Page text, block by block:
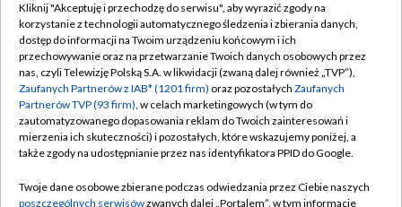
TVP
Abonament TVP
Emisja w TVP
Centrum informacji TVP
Naziemna Telewizja Cyfrowa
Rada Programowa
Regulamin TVP
Polityka prywatności
Moje zgody
Pomoc
Kliknij "Akceptuję i przechodzę do serwisu", aby wyrazić zgody na
korzystanie z technologii automatycznego śledzenia i zbierania danych,
dostęp do informacji na Twoim urządzeniu końcowym i ich
przechowywanie oraz na przetwarzanie Twoich danych osobowych przez
nas, czyli Telewizję Polską S.A. w likwidacji (zwaną dalej również „TVP”),
Zaufanych Partnerów z IAB* (1201 firm) oraz pozostałych Zaufanych
Partnerów TVP (93 firm), w celach marketingowych (w tym do
zautomatyzowanego dopasowania reklam do Twoich zainteresowań i
mierzenia ich skuteczności) i pozostałych, które wskazujemy poniżej, a
także zgody na udostępnianie przez nas identyfikatora PPID do Google.
Twoje dane osobowe zbierane podczas odwiedzania przez Ciebie naszych
poszczególnych serwisówzwanych dalej „Portalem”, w tym informacje